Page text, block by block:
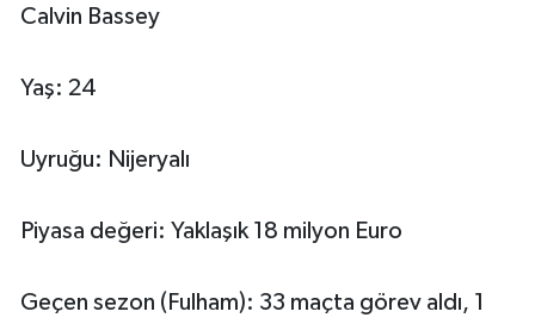
Calvin Bassey
Yaş: 24
Uyruğu: Nijeryalı
Piyasa değeri: Yaklaşık 18 milyon Euro
Geçen sezon (Fulham): 33 maçta görev aldı, 1